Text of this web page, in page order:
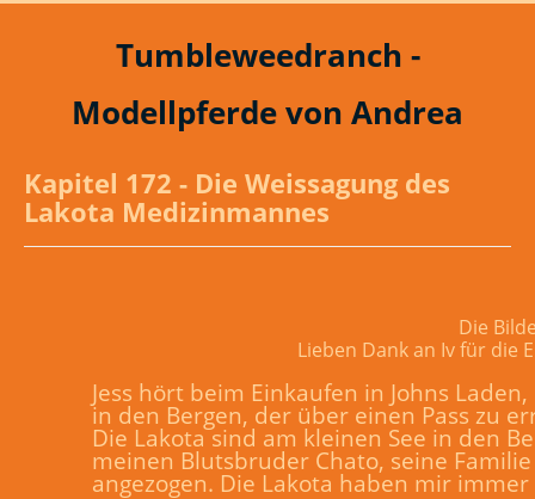
Tumbleweedranch -
Modellpferde von Andrea
Kapitel 172 - Die Weissagung des
Lakota Medizinmannes
Die
Lieben Dank an Iv für die
Jess hört beim Einkaufen in Johns
in den Bergen, der über einen Pass zu
Die Lakota sind am kleinen See in den
meinen Blutsbruder Chato, seine
angezogen. Die Lakota haben mir